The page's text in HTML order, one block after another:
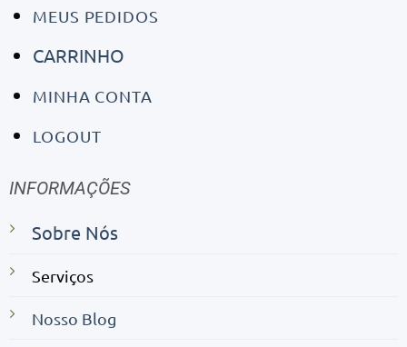
MEUS PEDIDOS
CARRINHO
MINHA CONTA
LOGOUT
INFORMAÇÕES
Sobre Nós
Serviços
Nosso Blog